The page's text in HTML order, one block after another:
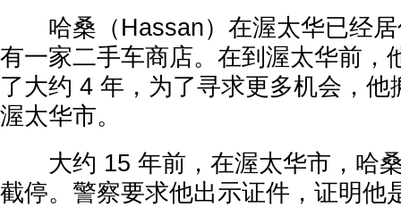
哈桑（Hassan）在渥太华已经居
有一家二手车商店。在到渥太华前，
了大约 4 年，为了寻求更多机会，他
渥太华市。
大约 15 年前，在渥太华市，哈桑
截停。警察要求他出示证件，证明他